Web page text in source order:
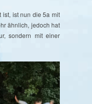
ist, ist nun die 5a mit
ähnlich, jedoch hat
sondern mit einer